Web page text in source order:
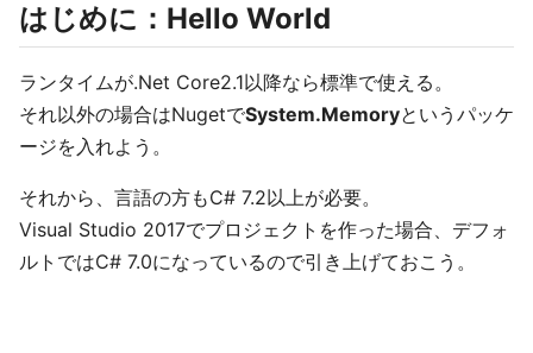
はじめに：Hello World
ランタイムが.Net Core2.1以降なら標準で使える。
それ以外の場合はNugetでSystem.Memoryというパッケ
ージを入れよう。
それから、言語の方もC# 7.2以上が必要。
Visual Studio 2017でプロジェクトを作った場合、デフォ
ルトではC# 7.0になっているので引き上げておこう。